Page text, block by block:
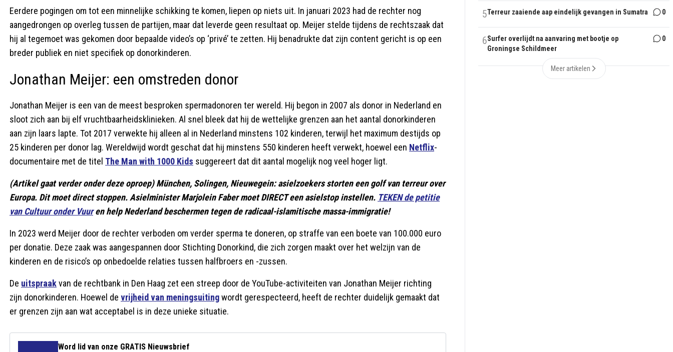
Eerdere pogingen om tot een minnelijke schikking te komen, liepen op niets uit. In januari 2023 had de rechter nog
aangedrongen op overleg tussen de partijen, maar dat leverde geen resultaat op. Meijer stelde tijdens de rechtszaak dat
hij al tegemoet was gekomen door bepaalde video’s op ‘privé’ te zetten. Hij benadrukte dat zijn content gericht is op een
breder publiek en niet specifiek op donorkinderen.
Jonathan Meijer: een omstreden donor
Jonathan Meijer is een van de meest besproken spermadonoren ter wereld. Hij begon in 2007 als donor in Nederland en
sloot zich aan bij elf vruchtbaarheidsklinieken. Al snel bleek dat hij de wettelijke grenzen aan het aantal donorkinderen
aan zijn laars lapte. Tot 2017 verwekte hij alleen al in Nederland minstens 102 kinderen, terwijl het maximum destijds op
25 kinderen per donor lag. Wereldwijd wordt geschat dat hij minstens 550 kinderen heeft verwekt, hoewel een Netflix-
documentaire met de titel The Man with 1000 Kids suggereert dat dit aantal mogelijk nog veel hoger ligt.
(Artikel gaat verder onder deze oproep) München, Solingen, Nieuwegein: asielzoekers storten een golf van terreur over
Europa. Dit moet direct stoppen. Asielminister Marjolein Faber moet DIRECT een asielstop instellen. TEKEN de petitie
van Cultuur onder Vuuren help Nederland beschermen tegen de radicaal-islamitische massa-immigratie!
In 2023 werd Meijer door de rechter verboden om verder sperma te doneren, op straffe van een boete van 100.000 euro
per donatie. Deze zaak was aangespannen door Stichting Donorkind, die zich zorgen maakt over het welzijn van de
kinderen en de risico’s op onbedoelde relaties tussen halfbroers en -zussen.
De uitspraakvan de rechtbank in Den Haag zet een streep door de YouTube-activiteiten van Jonathan Meijer richting
zijn donorkinderen. Hoewel de vrijheid van meningsuitingwordt gerespecteerd, heeft de rechter duidelijk gemaakt dat
er grenzen zijn aan wat acceptabel is in deze unieke situatie.
Word lid van onze GRATIS Nieuwsbrief
5Terreur zaaiende aap eindelijk gevangen in Sumatra 0
6Surfer overlijdt na aanvaring met bootje op
Groningse Schildmeer
0
Meer artikelen